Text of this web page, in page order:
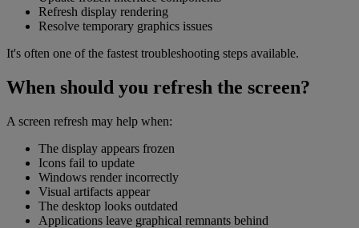
Refresh display rendering
Resolve temporary graphics issues
It's often one of the fastest troubleshooting steps available.
When should you refresh the screen?
A screen refresh may help when:
The display appears frozen
Icons fail to update
Windows render incorrectly
Visual artifacts appear
The desktop looks outdated
Applications leave graphical remnants behind